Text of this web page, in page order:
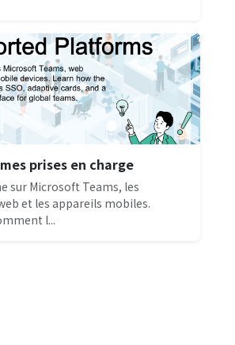
prises en charge
sur Microsoft Teams, les
et les appareils mobiles.
l...